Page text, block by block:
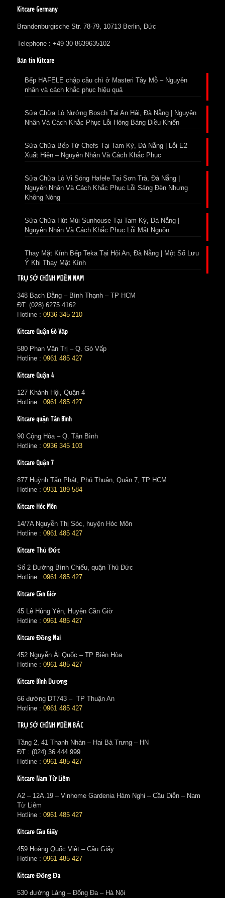
Kitcare Germany
Brandenburgische Str. 78-79, 10713 Berlin, Đức
Telephone : +49 30 8639635102
Bản tin Kitcare
Bếp HAFELE chập cầu chì ở Masteri Tây Mỗ – Nguyên
nhân và cách khắc phục hiệu quả
Sửa Chữa Lò Nướng Bosch Tại An Hải, Đà Nẵng | Nguyên
Nhân Và Cách Khắc Phục Lỗi Hỏng Bảng Điều Khiển
Sửa Chữa Bếp Từ Chefs Tại Tam Kỳ, Đà Nẵng | Lỗi E2
Xuất Hiện – Nguyên Nhân Và Cách Khắc Phục
Sửa Chữa Lò Vi Sóng Hafele Tại Sơn Trà, Đà Nẵng |
Nguyên Nhân Và Cách Khắc Phục Lỗi Sáng Đèn Nhưng
Không Nóng
Sửa Chữa Hút Mùi Sunhouse Tại Tam Kỳ, Đà Nẵng |
Nguyên Nhân Và Cách Khắc Phục Lỗi Mất Nguồn
Thay Mặt Kính Bếp Teka Tại Hội An, Đà Nẵng | Một Số Lưu
Ý Khi Thay Mặt Kính
TRỤ SỞ CHÍNH MIỀN NAM
348 Bạch Đằng – Bình Thạnh – TP HCM
ĐT: (028) 6275 4162
Hotline : 0936 345 210
Kitcare Quận Gò Vấp
580 Phan Văn Trị – Q. Gò Vấp
Hotline : 0961 485 427
Kitcare Quận 4
127 Khánh Hội, Quận 4
Hotline : 0961 485 427
Kitcare quận Tân Bình
90 Cộng Hòa – Q. Tân Bình
Hotline : 0936 345 103
Kitcare Quận 7
877 Huỳnh Tấn Phát, Phú Thuận, Quận 7, TP HCM
Hotline : 0931 189 584
Kitcare Hóc Môn
14/7A Nguyễn Thị Sóc, huyện Hóc Môn
Hotline : 0961 485 427
Kitcare Thủ Đức
Số 2 Đường Bình Chiểu, quận Thủ Đức
Hotline : 0961 485 427
Kitcare Cần Giờ
45 Lê Hùng Yên, Huyện Cần Giờ
Hotline : 0961 485 427
Kitcare Đồng Nai
452 Nguyễn Ái Quốc – TP Biên Hòa
Hotline : 0961 485 427
Kitcare Bình Dương
66 đường DT743 – TP Thuận An
Hotline : 0961 485 427
TRỤ SỞ CHÍNH MIỀN BẮC
Tầng 2, 41 Thanh Nhàn – Hai Bà Trưng – HN
ĐT : (024) 36 444 999
Hotline : 0961 485 427
Kitcare Nam Từ Liêm
A2 – 12A.19 – Vinhome Gardenia Hàm Nghi – Cầu Diễn – Nam
Từ Liêm
Hotline : 0961 485 427
Kitcare Cầu Giấy
459 Hoàng Quốc Việt – Cầu Giấy
Hotline : 0961 485 427
Kitcare Đống Đa
530 đường Láng – Đống Đa – Hà Nội